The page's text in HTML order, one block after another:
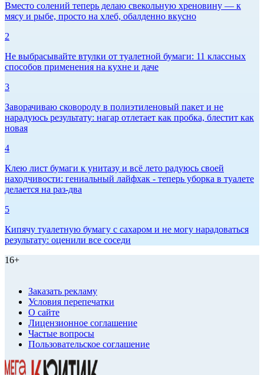
Вместо солений теперь делаю свекольную хреновину — к
мясу и рыбе, просто на хлеб, обалденно вкусно
2
Не выбрасывайте втулки от туалетной бумаги: 11 классных
способов применения на кухне и даче
3
Заворачиваю сковороду в полиэтиленовый пакет и не
нарадуюсь результату: нагар отлетает как пробка, блестит как
новая
4
Клею лист бумаги к унитазу и всё лето радуюсь своей
находчивости: гениальный лайфхак - теперь уборка в туалете
делается на раз-два
5
Кипячу туалетную бумагу с сахаром и не могу нарадоваться
результату: оценили все соседи
16+
Заказать рекламу
Условия перепечатки
О сайте
Лицензионное соглашение
Частые вопросы
Пользовательское соглашение